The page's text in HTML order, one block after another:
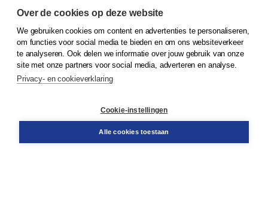
© 2026Koninklijke Boom uitgevers
Klantenservice
Service & informatie
Contact
Over de cookies op deze website
We gebruiken cookies om content en advertenties te personaliseren,
om functies voor social media te bieden en om ons websiteverkeer
te analyseren. Ook delen we informatie over jouw gebruik van onze
site met onze partners voor social media, adverteren en analyse.
Privacy- en cookieverklaring
Cookie-instellingen
Alle cookies toestaan